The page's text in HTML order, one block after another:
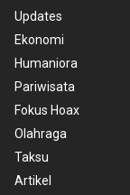
Updates
Ekonomi
Humaniora
Pariwisata
Fokus Hoax
Olahraga
Taksu
Artikel